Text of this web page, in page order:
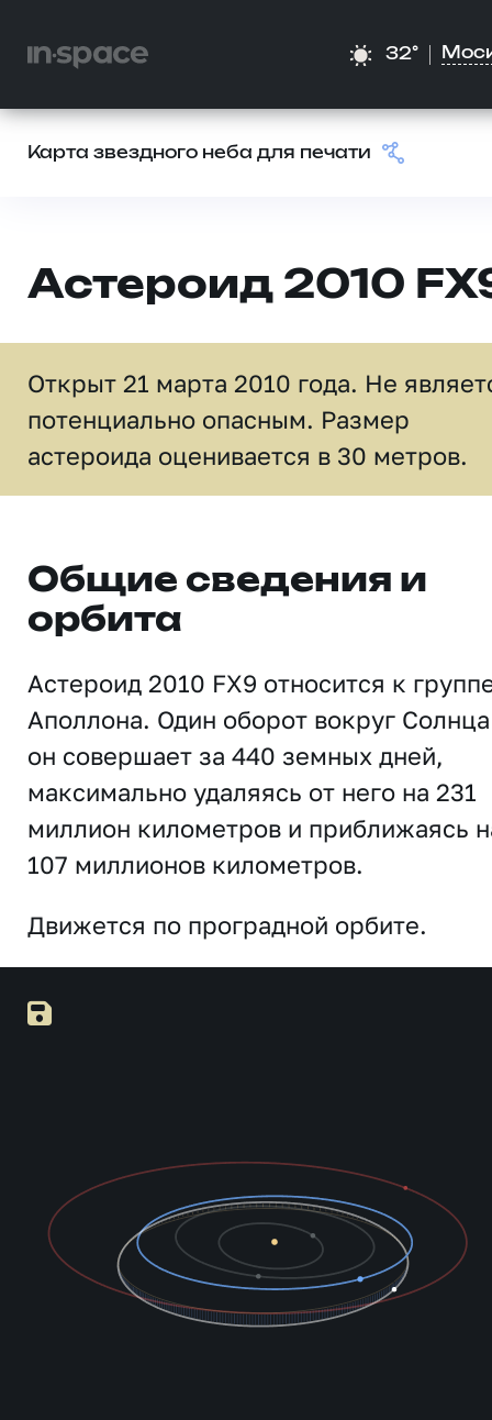
32°
Карта звездного неба для печати
Астероид 2010
Открыт 21 марта 2010 года. Не
потенциально опасным. Размер
астероида оценивается в 30 метров.
Общие сведения и
орбита
Астероид 2010 FX9 относится к
Аполлона. Один оборот вокруг Солнца
он совершает за 440 земных дней,
максимально удаляясь от него на 231
миллион километров и приближаясь
107 миллионов километров.
Движется по проградной орбите.